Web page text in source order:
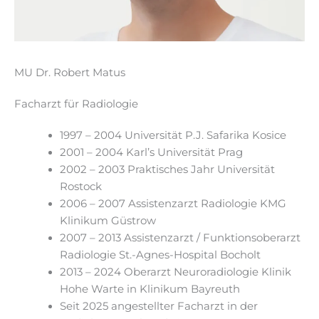
MU Dr. Robert Matus
Facharzt für Radiologie
1997 – 2004 Universität P.J. Safarika Kosice
2001 – 2004 Karl’s Universität Prag
2002 – 2003 Praktisches Jahr Universität
Rostock
2006 – 2007 Assistenzarzt Radiologie KMG
Klinikum Güstrow
2007 – 2013 Assistenzarzt / Funktionsoberarzt
Radiologie St.-Agnes-Hospital Bocholt
2013 – 2024 Oberarzt Neuroradiologie Klinik
Hohe Warte in Klinikum Bayreuth
Seit 2025 angestellter Facharzt in der